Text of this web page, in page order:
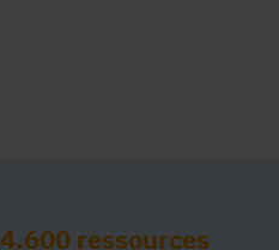
4.600 ressources